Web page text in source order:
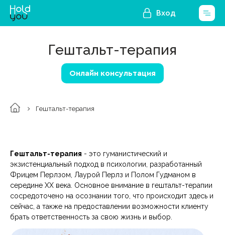
Вход
Гештальт-терапия
Онлайн консультация
Гештальт-терапия
Гештальт-терапия - это гуманистический и
экзистенциальный подход в психологии, разработанный
Фрицем Перлзом, Лаурой Перлз и Полом Гудманом в
середине XX века. Основное внимание в гештальт-терапии
сосредоточено на осознании того, что происходит здесь и
сейчас, а также на предоставлении возможности клиенту
брать ответственность за свою жизнь и выбор.